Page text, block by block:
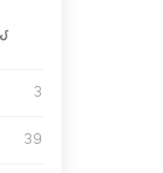
3
39